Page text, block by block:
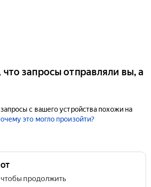
запросы отправляли вы, а
с вашего устройства похожи на
это могло произойти?
продолжить